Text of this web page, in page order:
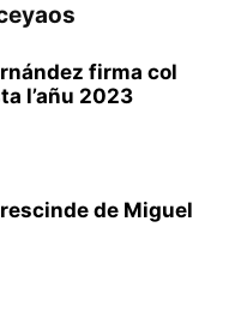
firma col
l’añu 2023
de Miguel